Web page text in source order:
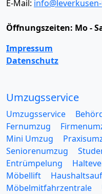
E-Mail:
Öffnungszeiten: Mo -
Impressum
Datenschutz
Umzugsservice
Umzugsservice
Fernumzug
Mini Umzug
Seniorenumzug
Entrümpelung
Möbellift
Möbelmitfahrzentrale